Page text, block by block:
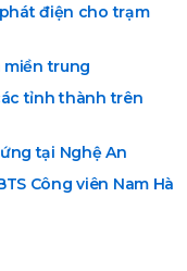
điện cho trạm
miền trung
tỉnh thành trên
tại Nghệ An
Công viên Nam Hà